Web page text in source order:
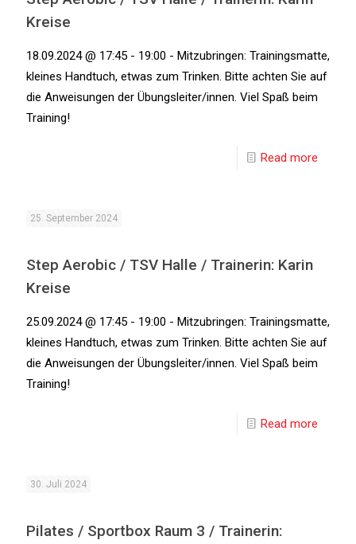
Kreise
18.09.2024 @ 17:45 - 19:00 - Mitzubringen: Trainingsmatte,
kleines Handtuch, etwas zum Trinken. Bitte achten Sie auf
die Anweisungen der Übungsleiter/innen. Viel Spaß beim
Training!
Read more
25. September 2024
Step Aerobic / TSV Halle / Trainerin: Karin
Kreise
25.09.2024 @ 17:45 - 19:00 - Mitzubringen: Trainingsmatte,
kleines Handtuch, etwas zum Trinken. Bitte achten Sie auf
die Anweisungen der Übungsleiter/innen. Viel Spaß beim
Training!
Read more
30. Juli 2024
Pilates / Sportbox Raum 3 / Trainerin: